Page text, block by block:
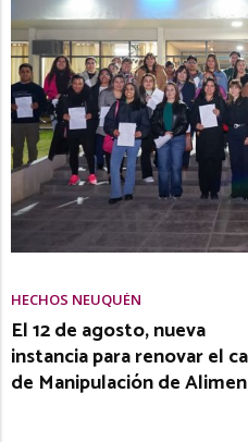
HECHOS NEUQUÉN
El 12 de agosto, nueva
instancia para renovar el
de Manipulación de